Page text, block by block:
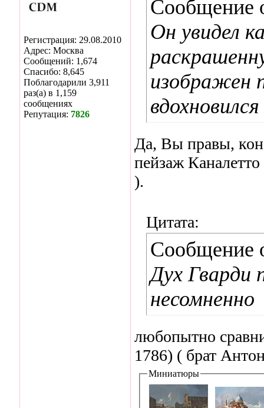
Регистрация: 29.08.2010
Адрес: Москва
Сообщений: 1,674
Спасибо: 8,645
Поблагодарили 3,911
раз(а) в 1,159
сообщениях
Репутация: 7826
Сообщение
Он увидел
изображен
Да, Вы правы,
пейзаж
).
Цитата:
Сообщение
Дух Гварди
несомненно
любопытно
1786) ( брат
Миниатюры